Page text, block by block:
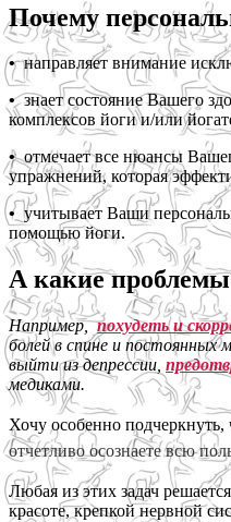
Почему
•направляет внимание
•знает состояние Вашего
комплексов йоги и/или
•отмечает все нюансы
упражнений, которая
• учитывает Ваши
помощью йоги.
А какие
Например,похудеть и
болей в спине и постоянных
выйти из депрессии,
медиками.
Хочу особенно подчеркнуть,
отчетливо осознаете всю
Любая из этих задач
красоте, крепкой нервной